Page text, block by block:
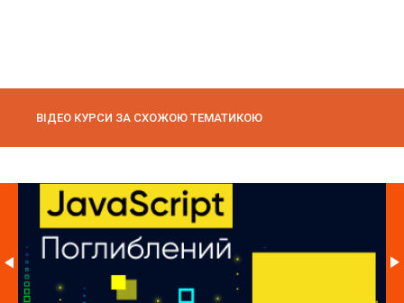
ВІДЕО КУРСИ ЗА СХОЖОЮ ТЕМАТИКОЮ